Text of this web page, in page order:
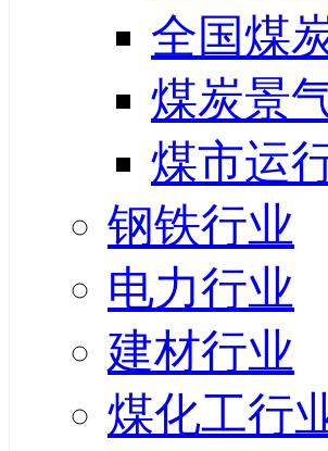
全国煤
煤炭景
煤市运
钢铁行业
电力行业
建材行业
煤化工行